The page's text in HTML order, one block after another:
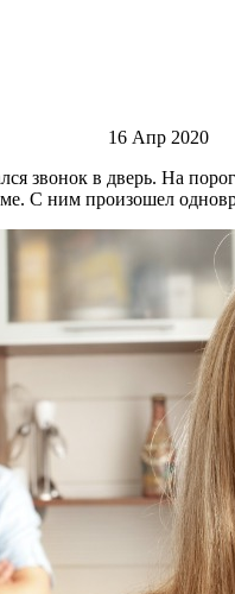
16 Апр 2020
звонок в дверь. На
С ним произошел